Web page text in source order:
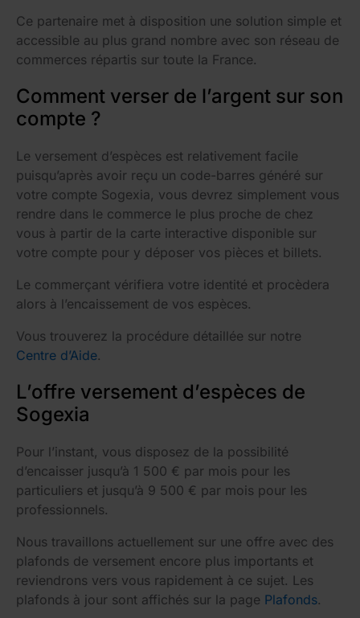
Ce partenaire met à disposition une solution simple et
accessible au plus grand nombre avec son réseau de
commerces répartis sur toute la France.
Comment verser de l’argent sur son
compte ?
Le versement d’espèces est relativement facile
puisqu’après avoir reçu un code-barres généré sur
votre compte Sogexia, vous devrez simplement vous
rendre dans le commerce le plus proche de chez
vous à partir de la carte interactive disponible sur
votre compte pour y déposer vos pièces et billets.
Le commerçant vérifiera votre identité et procèdera
alors à l’encaissement de vos espèces.
Vous trouverez la procédure détaillée sur notre
Centre d’Aide.
L’offre versement d’espèces de
Sogexia
Pour l’instant, vous disposez de la possibilité
d’encaisser jusqu’à 1 500 € par mois pour les
particuliers et jusqu’à 9 500 € par mois pour les
professionnels.
Nous travaillons actuellement sur une offre avec des
plafonds de versement encore plus importants et
reviendrons vers vous rapidement à ce sujet. Les
plafonds à jour sont affichés sur la page Plafonds.